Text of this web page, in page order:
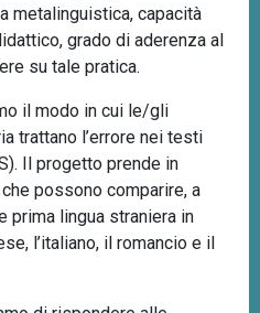
metalinguistica, capacità
grado di aderenza al
su tale pratica.
il modo in cui le/gli
trattano l’errore nei testi
Il progetto prende in
possono comparire, a
prima lingua straniera in
l’italiano, il romancio e il